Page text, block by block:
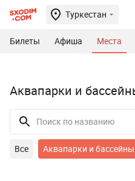
Туркестан
Билеты Афиша Места
Аквапарки и
Все Аквапарки и бассейны